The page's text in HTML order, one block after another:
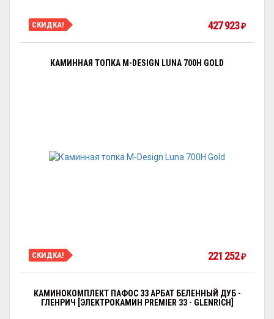
СКИДКА! 427 923₽
КАМИННАЯ ТОПКА M-DESIGN LUNA 700H GOLD
СКИДКА! 221 252₽
КАМИНОКОМПЛЕКТ ПАФОС 33 АРБАТ БЕЛЕННЫЙ ДУБ -
ГЛЕНРИЧ [ЭЛЕКТРОКАМИН PREMIER 33 - GLENRICH]